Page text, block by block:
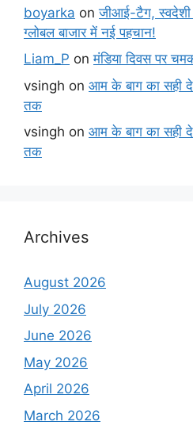
boyarka onजीआई-टैग, स्वदेशी
ग्लोबल बाजार में नई पहचान!
Liam_P onमंडिया दिवस पर
vsingh on आम के बाग का सही
तक
vsingh on आम के बाग का सही
तक
Archives
August 2026
July 2026
June 2026
May 2026
April 2026
March 2026